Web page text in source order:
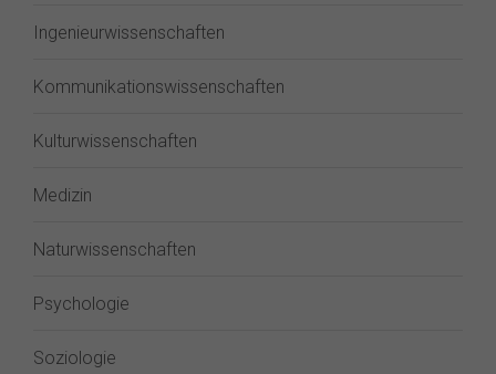
Ingenieurwissenschaften
Kommunikationswissenschaften
Kulturwissenschaften
Medizin
Naturwissenschaften
Psychologie
Soziologie